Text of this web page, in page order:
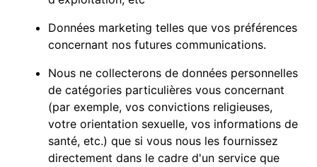
Données marketing telles que vos préférences
concernant nos futures communications.
Nous ne collecterons de données personnelles
de catégories particulières vous concernant
(par exemple, vos convictions religieuses,
votre orientation sexuelle, vos informations de
santé, etc.) que si vous nous les fournissez
directement dans le cadre d'un service que